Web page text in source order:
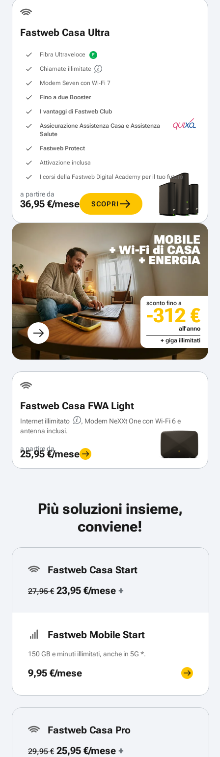
Fastweb Casa Ultra
Fibra Ultraveloce
Chiamate illimitate
Modem Seven con Wi‑Fi 7
Fino a due Booster
I vantaggi di Fastweb Club
Assicurazione Assistenza Casa e Assistenza
Salute
Fastweb Protect
Attivazione inclusa
I corsi della Fastweb Digital Academy per il tuo futuro
a partire da
36,95 €/mese SCOPRI
MOBILE
+ Wi-Fi di CASA
+ ENERGIA
sconto fino a
-312 €
all'anno
+ giga illimitati
Fastweb Casa FWA Light
Internet illimitato
, Modem NeXXt One con Wi‑Fi 6 e
antenna inclusi.
a partire da
25,95 €/mese
Più soluzioni insieme,
conviene!
Fastweb Casa Start
27,95 €23,95 €/mese+
Fastweb Mobile Start
150 GB e minuti illimitati, anche in 5G *.
9,95 €/mese
Fastweb Casa Pro
29,95 €25,95 €/mese+